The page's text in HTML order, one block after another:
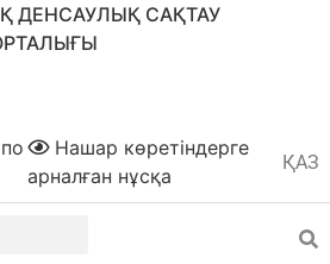
ДЕНСАУЛЫҚ САҚТАУ
ҚАЗ
РУС
Нашар көретіндерге
арналған нұсқа